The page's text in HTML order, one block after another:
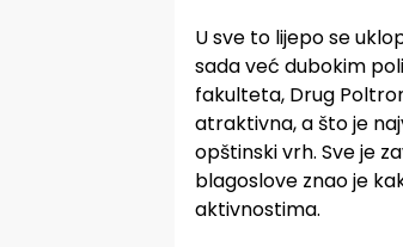
U sve to lijepo se
sada već dubokim
fakulteta, Drug
atraktivna, a što je
opštinski vrh. Sve je
blagoslove znao je
aktivnostima.